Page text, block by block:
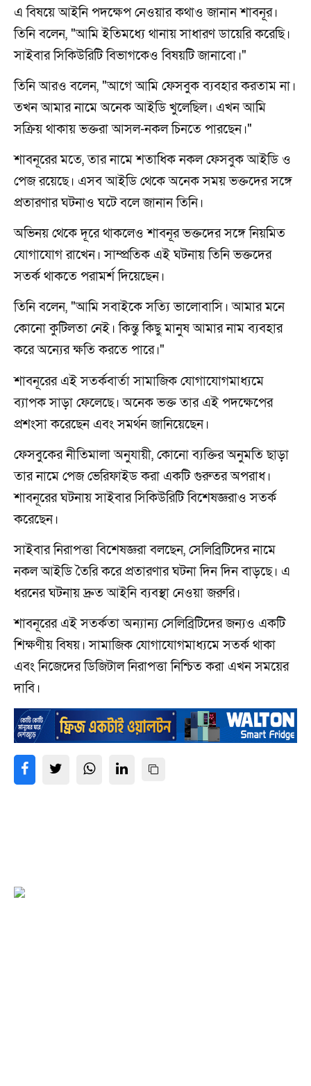
এ বিষয়ে আইনি পদক্ষেপ নেওয়ার কথাও জানান শাবনূর।
তিনি বলেন, "আমি ইতিমধ্যে থানায় সাধারণ ডায়েরি করেছি।
সাইবার সিকিউরিটি বিভাগকেও বিষয়টি জানাবো।"
তিনি আরও বলেন, "আগে আমি ফেসবুক ব্যবহার করতাম না।
তখন আমার নামে অনেক আইডি খুলেছিল। এখন আমি
সক্রিয় থাকায় ভক্তরা আসল-নকল চিনতে পারছেন।"
শাবনূরের মতে, তার নামে শতাধিক নকল ফেসবুক আইডি ও
পেজ রয়েছে। এসব আইডি থেকে অনেক সময় ভক্তদের সঙ্গে
প্রতারণার ঘটনাও ঘটে বলে জানান তিনি।
অভিনয় থেকে দূরে থাকলেও শাবনূর ভক্তদের সঙ্গে নিয়মিত
যোগাযোগ রাখেন। সাম্প্রতিক এই ঘটনায় তিনি ভক্তদের
সতর্ক থাকতে পরামর্শ দিয়েছেন।
তিনি বলেন, "আমি সবাইকে সত্যি ভালোবাসি। আমার মনে
কোনো কুটিলতা নেই। কিন্তু কিছু মানুষ আমার নাম ব্যবহার
করে অন্যের ক্ষতি করতে পারে।"
শাবনূরের এই সতর্কবার্তা সামাজিক যোগাযোগমাধ্যমে
ব্যাপক সাড়া ফেলেছে। অনেক ভক্ত তার এই পদক্ষেপের
প্রশংসা করেছেন এবং সমর্থন জানিয়েছেন।
ফেসবুকের নীতিমালা অনুযায়ী, কোনো ব্যক্তির অনুমতি ছাড়া
তার নামে পেজ ভেরিফাইড করা একটি গুরুতর অপরাধ।
শাবনূরের ঘটনায় সাইবার সিকিউরিটি বিশেষজ্ঞরাও সতর্ক
করেছেন।
সাইবার নিরাপত্তা বিশেষজ্ঞরা বলছেন, সেলিব্রিটিদের নামে
নকল আইডি তৈরি করে প্রতারণার ঘটনা দিন দিন বাড়ছে। এ
ধরনের ঘটনায় দ্রুত আইনি ব্যবস্থা নেওয়া জরুরি।
শাবনূরের এই সতর্কতা অন্যান্য সেলিব্রিটিদের জন্যও একটি
শিক্ষণীয় বিষয়। সামাজিক যোগাযোগমাধ্যমে সতর্ক থাকা
এবং নিজেদের ডিজিটাল নিরাপত্তা নিশ্চিত করা এখন সময়ের
দাবি।